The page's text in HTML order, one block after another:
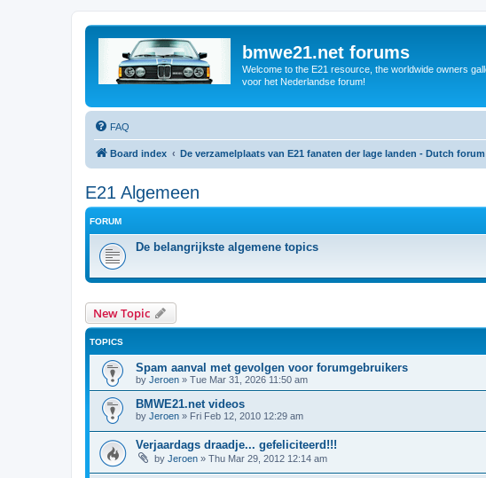
bmwe21.net forums
Welcome to the E21 resource, the worldwide owners
voor het Nederlandse forum!
FAQ
Board index De verzamelplaats van E21 fanaten der lage landen - Dutch forum
E21 Algemeen
FORUM
De belangrijkste algemene topics
New Topic
TOPICS
Spam aanval met gevolgen voor forumgebruikers
by Jeroen » Tue Mar 31, 2026 11:50 am
BMWE21.net videos
by Jeroen » Fri Feb 12, 2010 12:29 am
Verjaardags draadje... gefeliciteerd!!!
by Jeroen » Thu Mar 29, 2012 12:14 am